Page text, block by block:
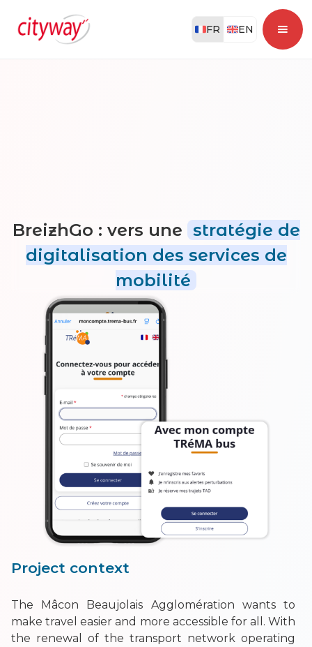
FR EN
BreizhGo : vers une stratégie de
digitalisation des services de
mobilité
Project context
The Mâcon Beaujolais Agglomération wants to
make travel easier and more accessible for all. With
the renewal of the transport network operating